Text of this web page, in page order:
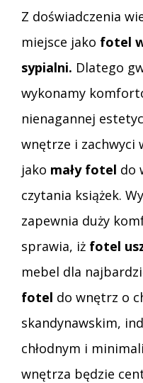
Z doświadczenia
miejsce jako fotel
sypialni. Dlatego
wykonamy
nienagannej
wnętrze i zachwyci
jako mały fotel do
czytania książek.
zapewnia duży
sprawia, iż fotel
mebel dla
fotel do wnętrz o
skandynawskim,
chłodnym i
wnętrza będzie